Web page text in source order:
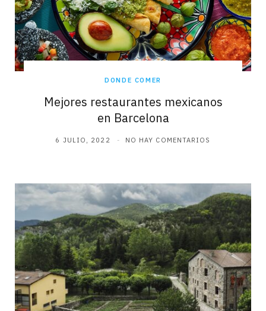
DONDE COMER
Mejores restaurantes mexicanos
en Barcelona
6 JULIO, 2022 NO HAY COMENTARIOS